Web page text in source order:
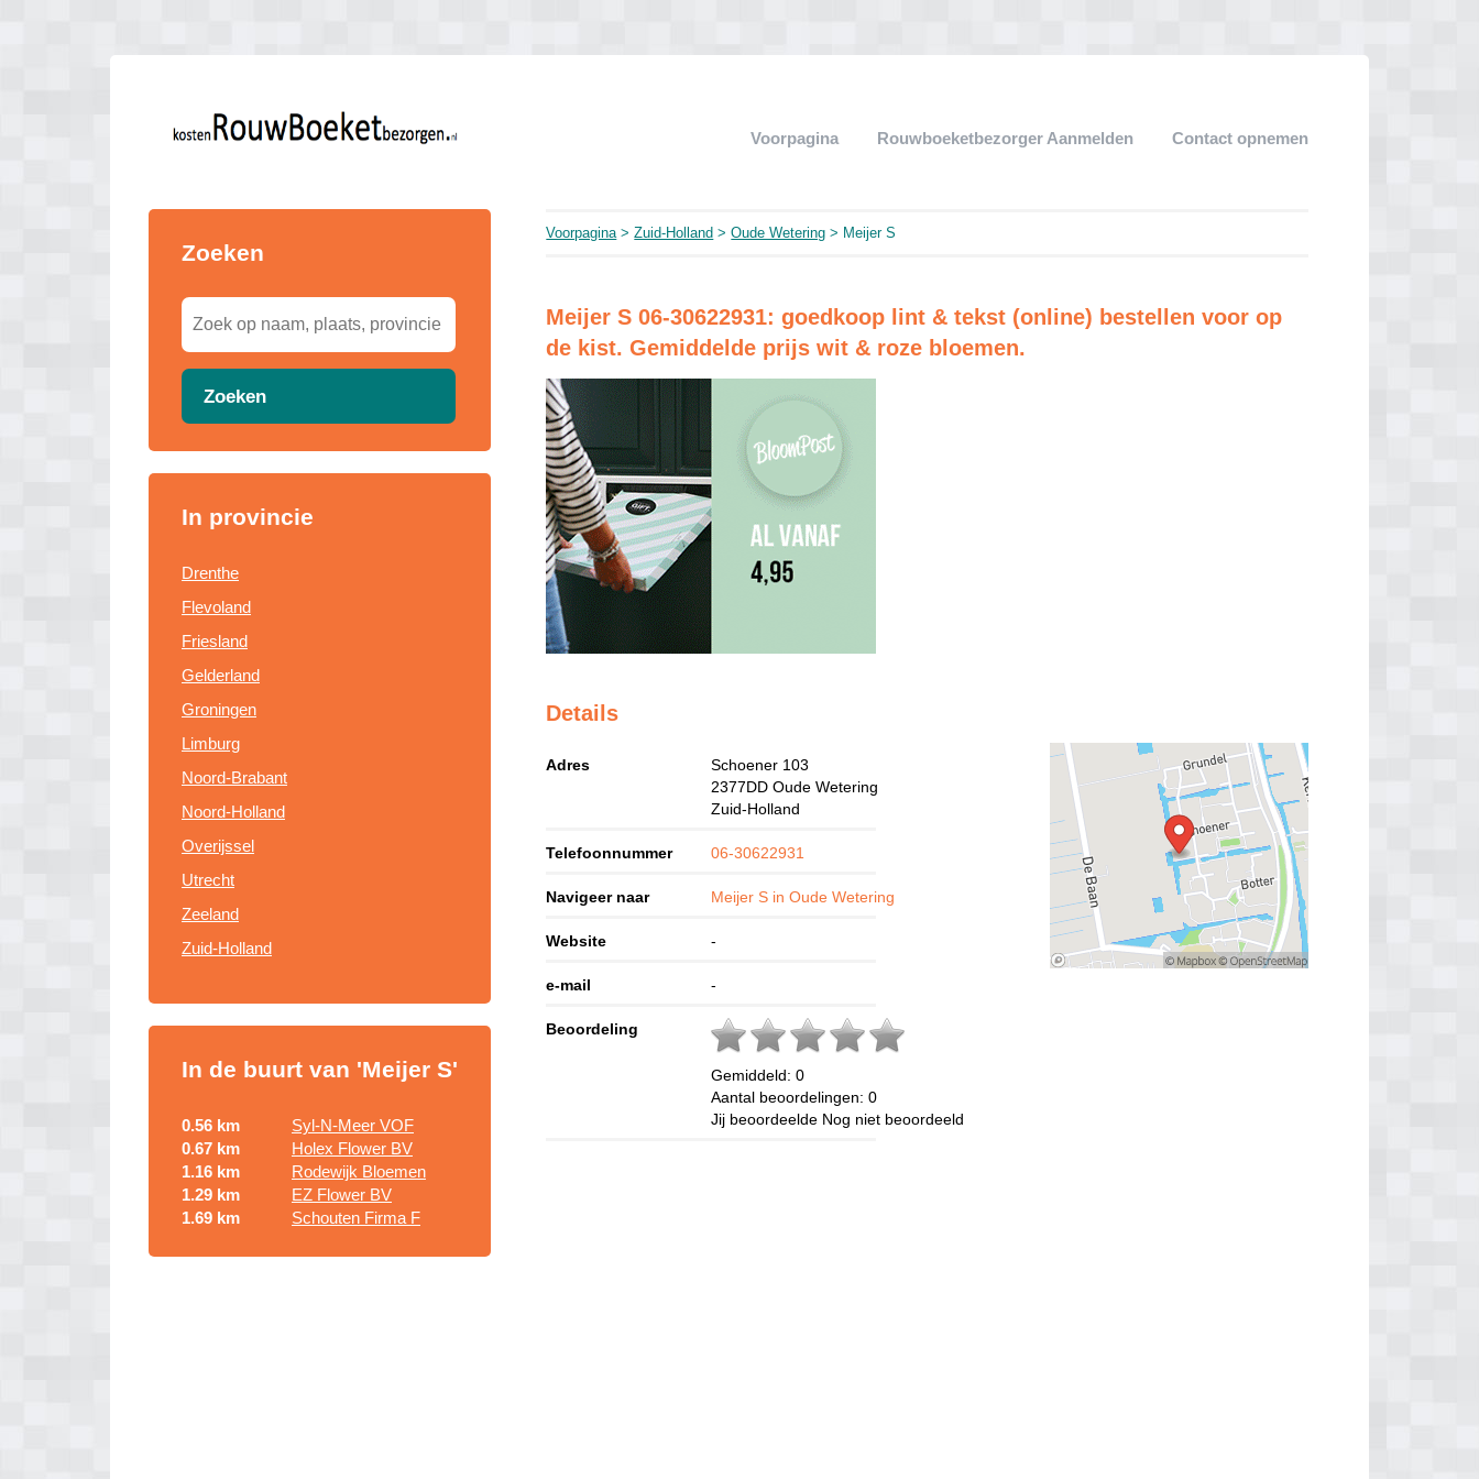
Voorpagina Rouwboeketbezorger Aanmelden Contact opnemen
Zoeken
Zoeken
In provincie
Drenthe
Flevoland
Friesland
Gelderland
Groningen
Limburg
Noord-Brabant
Noord-Holland
Overijssel
Utrecht
Zeeland
Zuid-Holland
In de buurt van 'Meijer S'
0.56 km
Syl-N-Meer VOF
0.67 km
Holex Flower BV
1.16 km
Rodewijk Bloemen
1.29 km
EZ Flower BV
1.69 km
Schouten Firma F
Voorpagina>Zuid-Holland >Oude Wetering > Meijer S
Meijer S 06-30622931: goedkoop lint & tekst (online) bestellen voor op
de kist. Gemiddelde prijs wit & roze bloemen.
Details
Adres
Schoener 103
2377DD Oude Wetering
Zuid-Holland
Telefoonnummer 06-30622931
Navigeer naar Meijer S in Oude Wetering
Website -
e-mail -
Beoordeling
Gemiddeld:0
Aantal beoordelingen:0
Jij beoordeelde Nog niet beoordeeld